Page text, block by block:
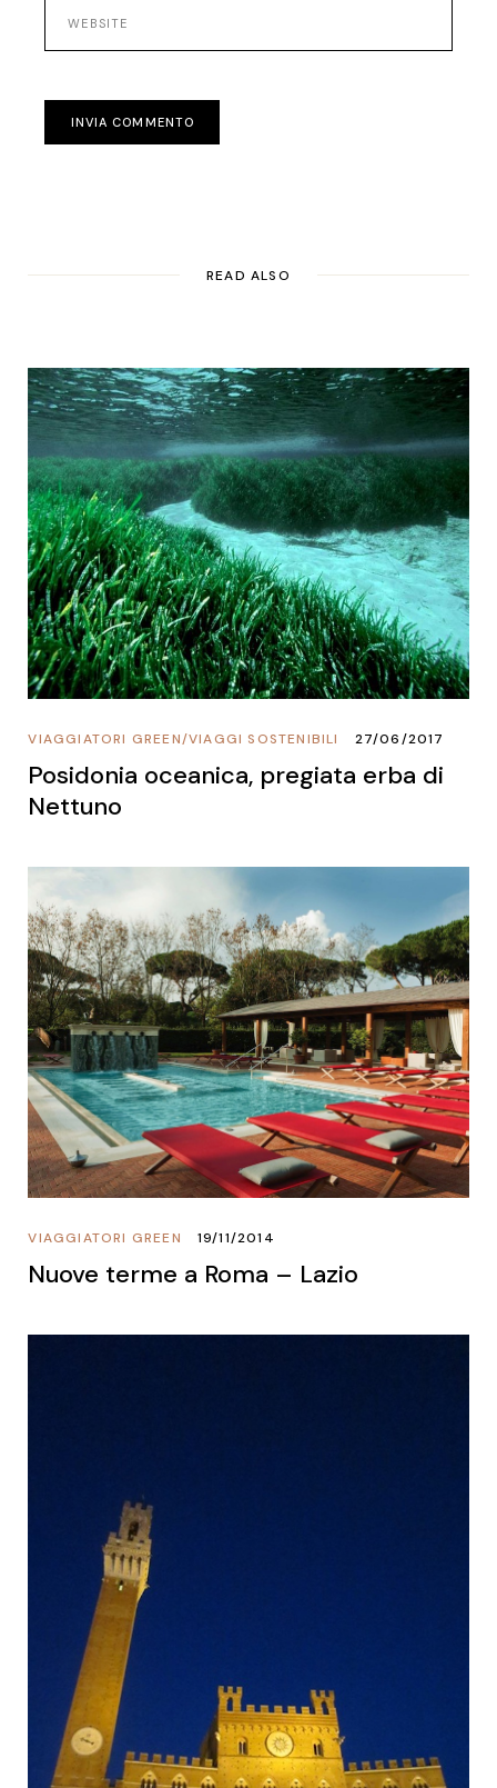
INVIA COMMENTO
READ ALSO
VIAGGI SOSTENIBILI
/
VIAGGIATORI GREEN 27/06/2017
Posidonia oceanica, pregiata erba di
Nettuno
VIAGGIATORI GREEN 19/11/2014
Nuove terme a Roma – Lazio